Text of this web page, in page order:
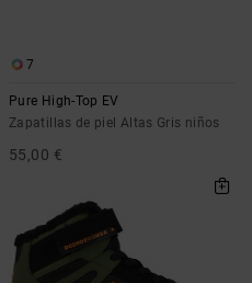
7
Pure High-Top EV
Zapatillas de piel Altas Gris niños
55,00 €